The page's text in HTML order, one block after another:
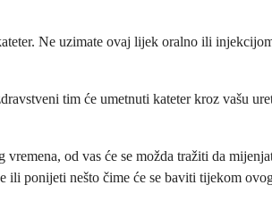
Ne uzimate ovaj lijek oralno ili
tim će umetnuti kateter kroz vašu
od vas će se možda tražiti da
ponijeti nešto čime će se baviti tijekom